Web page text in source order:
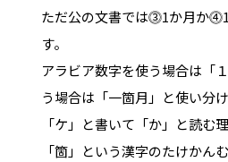
ただ公の文書では⓷1か月か
す。
アラビア数字を使う場合は「
う場合は「一箇月」と使い分け
「ケ」と書いて「か」と読む
「箇」という漢字のたけかん